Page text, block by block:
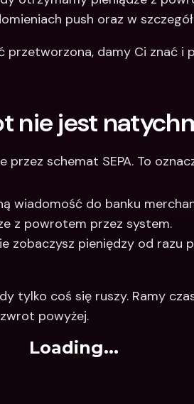
push oraz w
przetworzona, damy Ci znać i
nie jest
schemat SEPA. To
wiadomość do banku
z powrotem przez system.
zobaczysz pieniędzy od razu
tylko coś się ruszy. Ramy
powyżej.
Loading...